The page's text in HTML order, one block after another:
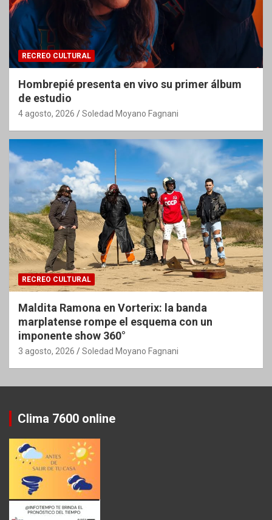
RECREO CULTURAL
Hombrepié presenta en vivo su primer álbum
de estudio
4 agosto, 2026 Soledad Moyano Fagnani
RECREO CULTURAL
Maldita Ramona en Vorterix: la banda
marplatense rompe el esquema con un
imponente show 360°
3 agosto, 2026 Soledad Moyano Fagnani
Clima 7600 online